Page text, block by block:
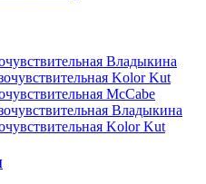
Владыкина
Kolor Kut
McCabe
Владыкина
Kolor Kut